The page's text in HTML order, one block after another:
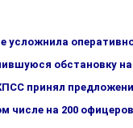
усложнила
обстановку
принял
числе на 200